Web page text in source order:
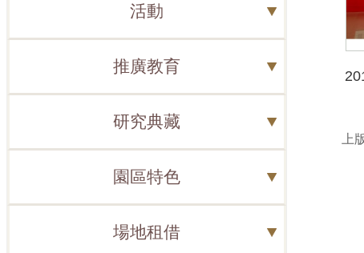
活動
推廣教育
研究典藏
園區特色
場地租借
上